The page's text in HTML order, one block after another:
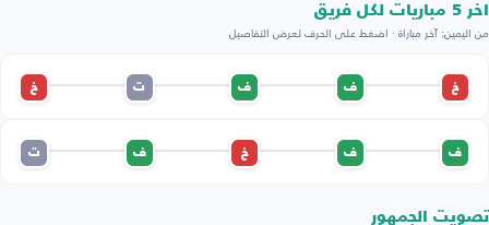
اخر 5 مباريات لكل فريق
من اليمين: آخر مباراة · اضغط على الحرف لعرض التفاصيل
خ ف ف ت خ
ف ف خ ف ت
تصويت الجمهور